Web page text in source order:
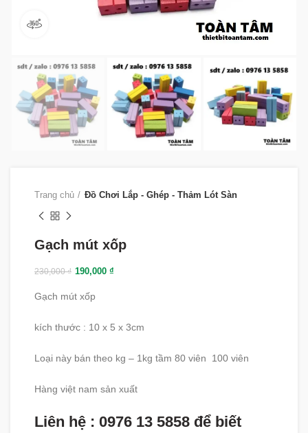
Trang chủ Đồ Chơi Lắp - Ghép - Thảm Lót Sàn
Gạch mút xốp
230,000₫ 190,000 ₫
Gạch mút xốp
kích thước : 10 x 5 x 3cm
Loại này bán theo kg – 1kg tầm 80 viên 100 viên
Hàng việt nam sản xuất
Liên hệ : 0976 13 5858 để biết